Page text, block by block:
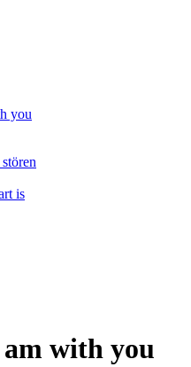
you
is
with you